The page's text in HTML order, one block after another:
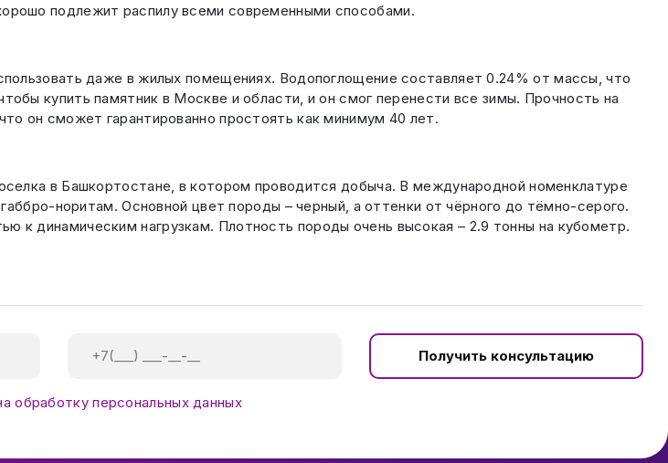
подлежит распилу всеми современными способами.
даже в жилых помещениях. Водопоглощение составляет 0.24% от массы, что
купить памятник в Москве и области, и он смог перенести все зимы. Прочность на
он сможет гарантированно простоять как минимум 40 лет.
в Башкортостане, в котором проводится добыча. В международной номенклатуре
норитам. Основной цвет породы – черный, а оттенки от чёрного до тёмно-серого.
к динамическим нагрузкам. Плотность породы очень высокая – 2.9 тонны на кубометр.
Получить консультацию
обработку персональных данных